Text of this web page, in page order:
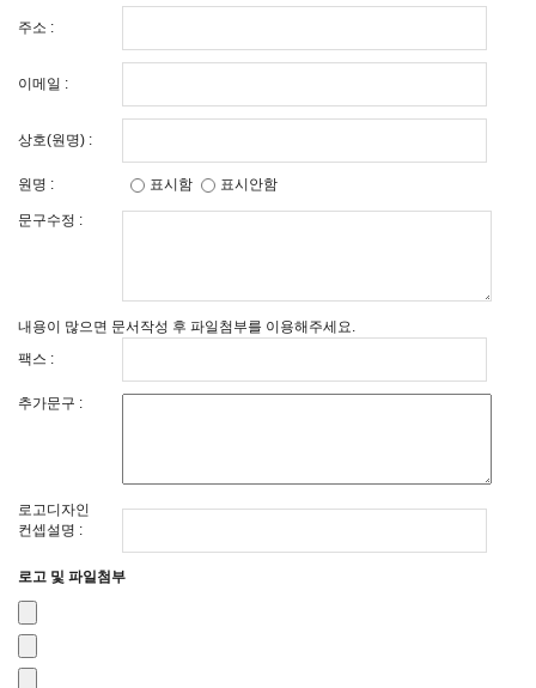
주소 :
이메일 :
상호(원명) :
원명 : 표시함 표시안함
문구수정 :
내용이 많으면 문서작성 후 파일첨부를 이용해주세요.
팩스 :
추가문구 :
로고디자인
컨셉설명 :
로고 및 파일첨부